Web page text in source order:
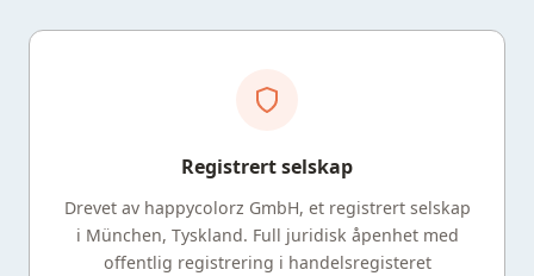
Registrert selskap
Drevet av happycolorz GmbH, et registrert selskap
i München, Tyskland. Full juridisk åpenhet med
offentlig registrering i handelsregisteret